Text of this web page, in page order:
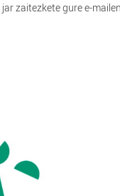
zaitezkete gure e-